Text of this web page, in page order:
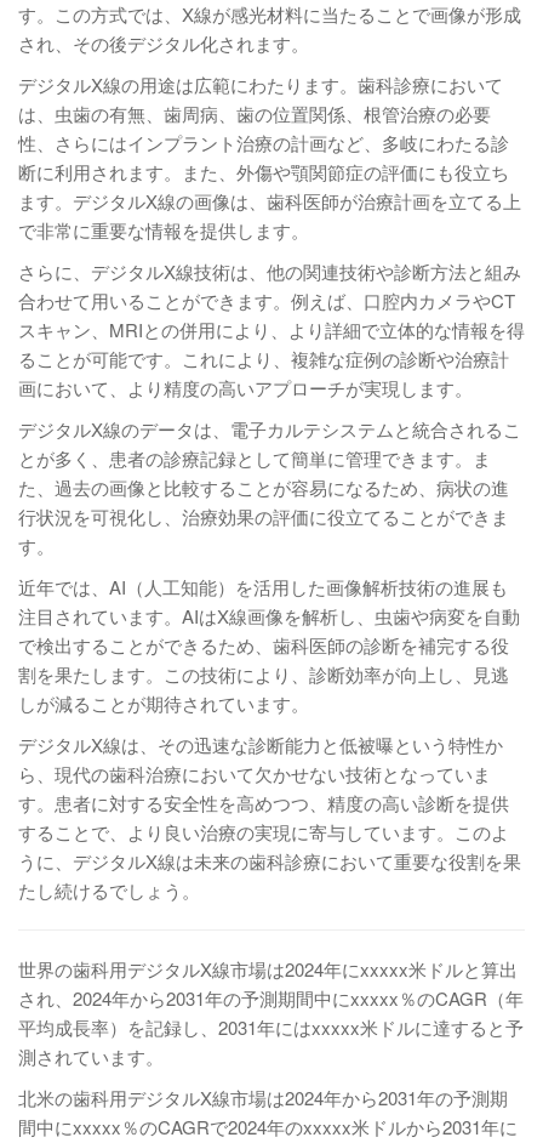
す。この方式では、X線が感光材料に当たることで画像が形成
され、その後デジタル化されます。
デジタルX線の用途は広範にわたります。歯科診療において
は、虫歯の有無、歯周病、歯の位置関係、根管治療の必要
性、さらにはインプラント治療の計画など、多岐にわたる診
断に利用されます。また、外傷や顎関節症の評価にも役立ち
ます。デジタルX線の画像は、歯科医師が治療計画を立てる上
で非常に重要な情報を提供します。
さらに、デジタルX線技術は、他の関連技術や診断方法と組み
合わせて用いることができます。例えば、口腔内カメラやCT
スキャン、MRIとの併用により、より詳細で立体的な情報を得
ることが可能です。これにより、複雑な症例の診断や治療計
画において、より精度の高いアプローチが実現します。
デジタルX線のデータは、電子カルテシステムと統合されるこ
とが多く、患者の診療記録として簡単に管理できます。ま
た、過去の画像と比較することが容易になるため、病状の進
行状況を可視化し、治療効果の評価に役立てることができま
す。
近年では、AI（人工知能）を活用した画像解析技術の進展も
注目されています。AIはX線画像を解析し、虫歯や病変を自動
で検出することができるため、歯科医師の診断を補完する役
割を果たします。この技術により、診断効率が向上し、見逃
しが減ることが期待されています。
デジタルX線は、その迅速な診断能力と低被曝という特性か
ら、現代の歯科治療において欠かせない技術となっていま
す。患者に対する安全性を高めつつ、精度の高い診断を提供
することで、より良い治療の実現に寄与しています。このよ
うに、デジタルX線は未来の歯科診療において重要な役割を果
たし続けるでしょう。
世界の歯科用デジタルX線市場は2024年にxxxxx米ドルと算出
され、2024年から2031年の予測期間中にxxxxx％のCAGR（年
平均成長率）を記録し、2031年にはxxxxx米ドルに達すると予
測されています。
北米の歯科用デジタルX線市場は2024年から2031年の予測期
間中にxxxxx％のCAGRで2024年のxxxxx米ドルから2031年に